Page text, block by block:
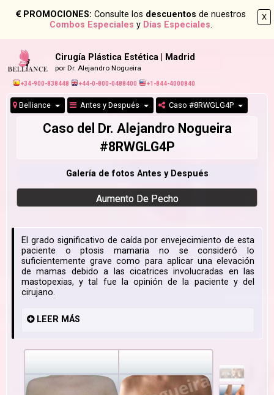
X
PROMOCIONES: Consulte los descuentos de nuestros
Combos Especiales y Días Especiales.
Cirugía Plástica Estética | Madrid
por Dr. Alejandro Nogueira
+34-900-838448 +44-0-800-0488400 +1-844-4000840
Belliance Antes y Después Caso #8RWGLG4P
Caso del Dr. Alejandro Nogueira
#8RWGLG4P
Galería de fotos Antes y Después
Aumento De Pecho
El grado significativo de caída por envejecimiento de esta
paciente o ptosis mamaria no se consideró lo
suficientemente grave como para aplicar una elevación
de mamas debido a las cicatrices involucradas en las
mastopexias, y tal fue la opinión de la paciente y del
cirujano.
LEER MÁS